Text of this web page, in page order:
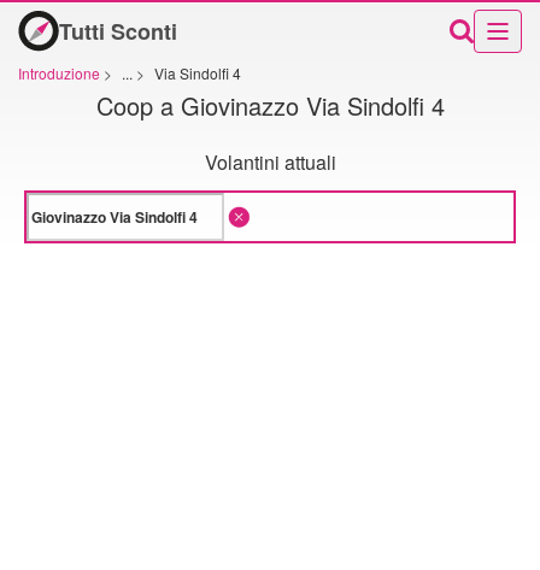
Tutti Sconti
Introduzione > ... > Via Sindolfi 4
Coop a Giovinazzo Via Sindolfi 4
Volantini attuali